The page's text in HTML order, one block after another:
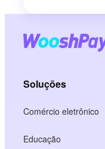
Soluções
Comércio eletrônico
Educação